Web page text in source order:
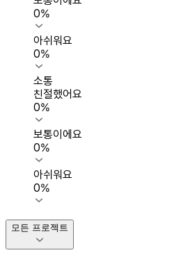
0%
아쉬워요
0%
소통
친절했어요
0%
보통이에요
0%
아쉬워요
0%
모든 프로젝트